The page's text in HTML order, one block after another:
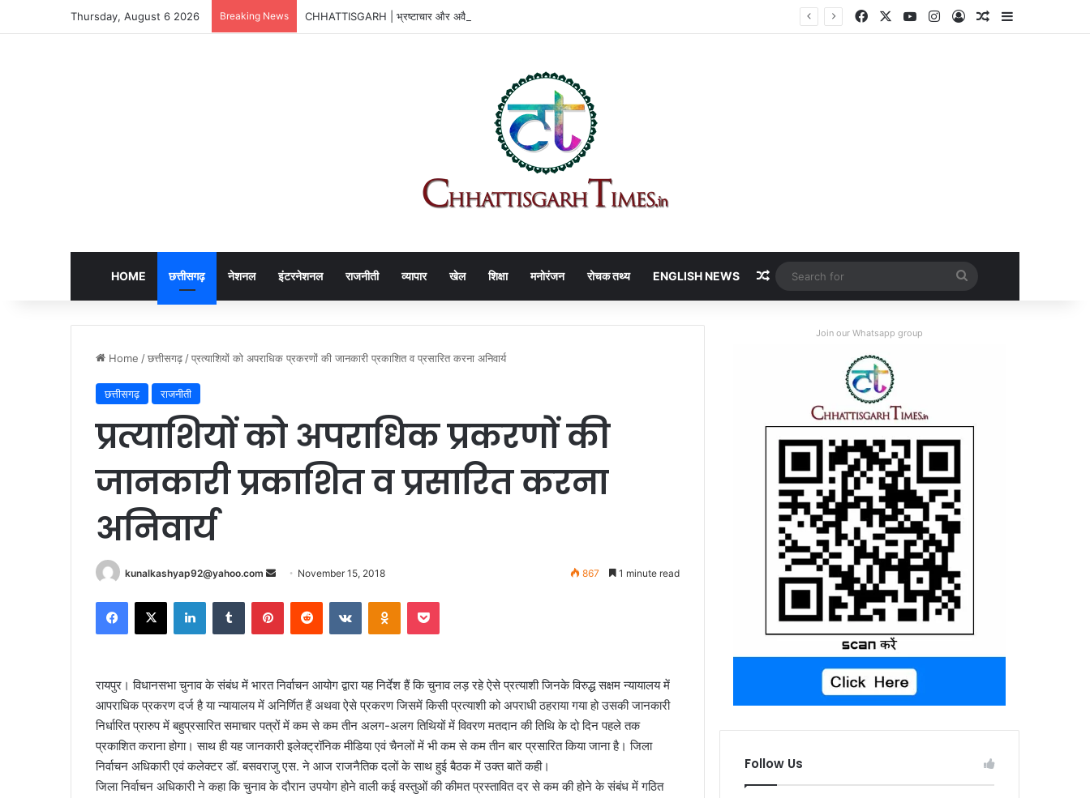
Thursday, August 6 2026 Breaking News CHHATTISGARH | भ्रष्टाचार और अवैध वसूली मामले में फंसा DEO … FacebookYouTubeInstagram
Log InRandom Article
Sidebar
HOME छत्तीसगढ़ नेशनल इंटरनेशनल राजनीती व्यापार खेल शिक्षा मनोरंजन रोचक तथ्य ENGLISH NEWS Random Article
for
Home /छत्तीसगढ़ /प्रत्याशियों को अपराधिक प्रकरणों की जानकारी प्रकाशित व प्रसारित करना अनिवार्य
छत्तीसगढ़ राजनीती
प्रत्याशियों को अपराधिक प्रकरणों की
जानकारी प्रकाशित व प्रसारित करना
अनिवार्य
kunalkashyap92@yahoo.com
Send November 15, 2018 867 1 minute read
Facebook
X LinkedInTumblr PinterestReddit VKontakteOdnoklassniki
Pocket
रायपुर। विधानसभा चुनाव के संबंध में भारत निर्वाचन आयोग द्वारा यह निर्देश हैं कि चुनाव लड़ रहे ऐसे प्रत्याशी जिनके विरुद्ध सक्षम न्यायालय में
आपराधिक प्रकरण दर्ज है या न्यायालय में अनिर्णित हैं अथवा ऐसे प्रकरण जिसमें किसी प्रत्याशी को अपराधी ठहराया गया हो उसकी जानकारी
निर्धारित प्रारुप में बहुप्रसारित समाचार पत्रों में कम से कम तीन अलग-अलग तिथियों में विवरण मतदान की तिथि के दो दिन पहले तक
प्रकाशित कराना होगा। साथ ही यह जानकारी इलेक्ट्रॉनिक मीडिया एवं चैनलों में भी कम से कम तीन बार प्रसारित किया जाना है। जिला
निर्वाचन अधिकारी एवं कलेक्टर डॉ. बसवराजु एस. ने आज राजनैतिक दलों के साथ हुई बैठक में उक्त बातें कही।
जिला निर्वाचन अधिकारी ने कहा कि चुनाव के दौरान उपयोग होने वाली कई वस्तुओं की कीमत प्रस्तावित दर से कम की होने के संबंध में गठित
Join our Whatsapp group
Follow Us